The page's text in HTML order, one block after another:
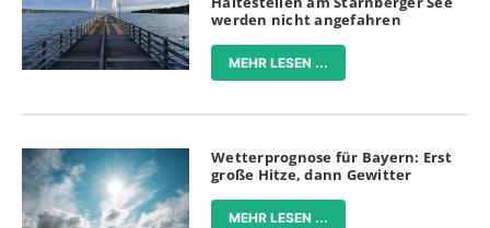
werden nicht angefahren
MEHR LESEN ...
Wetterprognose für Bayern: Erst
große Hitze, dann Gewitter
MEHR LESEN ...